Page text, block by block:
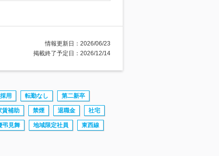
情報更新日：2026/06/23
掲載終了予定日：2026/12/14
採用 転勤なし 第二新卒
賃補助 禁煙 退職金 社宅
弔見舞 地域限定社員 東西線